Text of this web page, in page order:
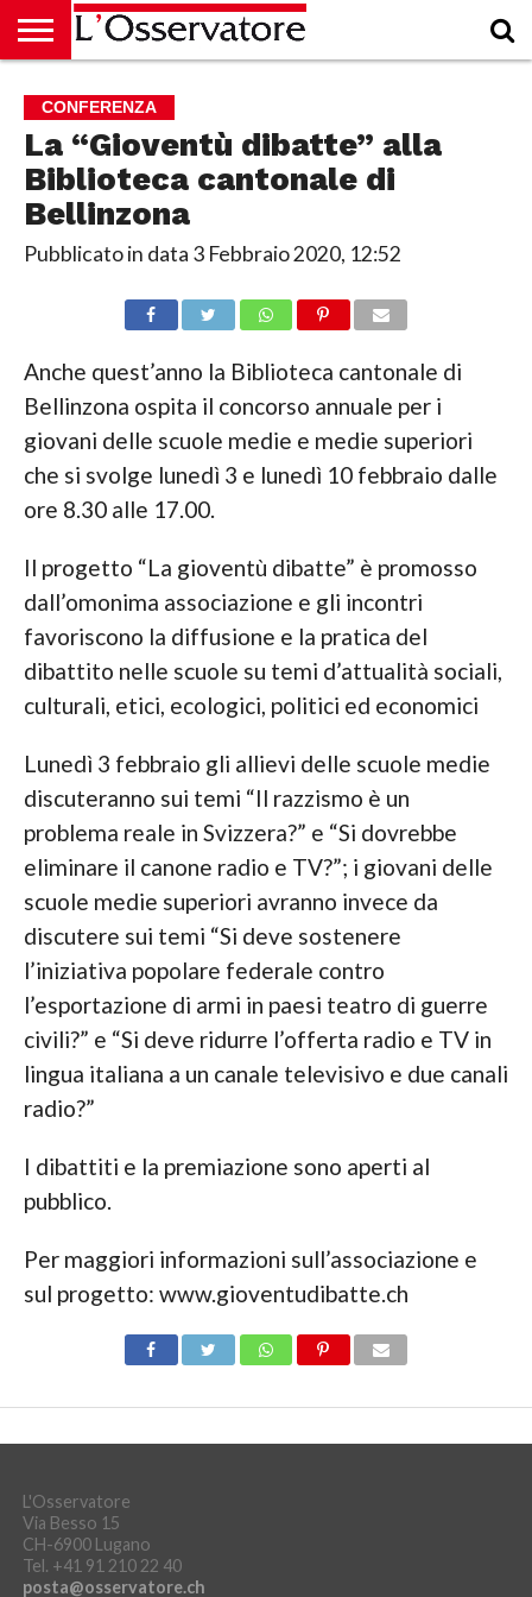
CULTURA
ECONOMIA
RUBRICHE
ARCHIVIO
PODCAST
ABBONAMENTO
CHI
SIAMO
ACCEDI
CONFERENZA
La “Gioventù dibatte” alla
Biblioteca cantonale di
Bellinzona
Pubblicato in data 3 Febbraio 2020, 12:52
Anche quest’anno la Biblioteca cantonale di
Bellinzona ospita il concorso annuale per i
giovani delle scuole medie e medie superiori
che si svolge lunedì 3 e lunedì 10 febbraio dalle
ore 8.30 alle 17.00.
Il progetto “La gioventù dibatte” è promosso
dall’omonima associazione e gli incontri
favoriscono la diffusione e la pratica del
dibattito nelle scuole su temi d’attualità sociali,
culturali, etici, ecologici, politici ed economici
Lunedì 3 febbraio gli allievi delle scuole medie
discuteranno sui temi “Il razzismo è un
problema reale in Svizzera?” e “Si dovrebbe
eliminare il canone radio e TV?”; i giovani delle
scuole medie superiori avranno invece da
discutere sui temi “Si deve sostenere
l’iniziativa popolare federale contro
l’esportazione di armi in paesi teatro di guerre
civili?” e “Si deve ridurre l’offerta radio e TV in
lingua italiana a un canale televisivo e due canali
radio?”
I dibattiti e la premiazione sono aperti al
pubblico.
Per maggiori informazioni sull’associazione e
sul progetto: www.gioventudibatte.ch
L'Osservatore
Via Besso 15
CH-6900 Lugano
Tel. +41 91 210 22 40
posta@osservatore.ch